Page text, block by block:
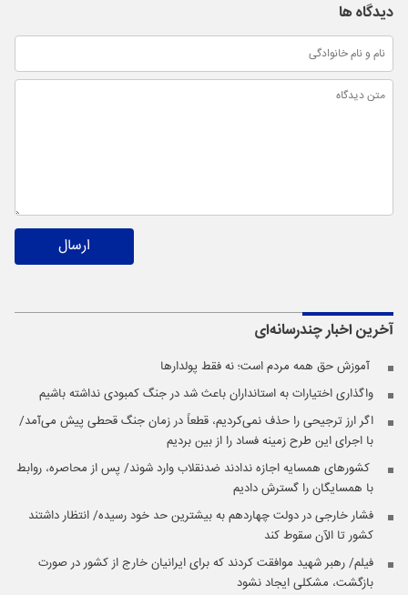
دیدگاه ها
ارسال
آخرین اخبارچندرسانه‌ای
️ آموزش حق همه مردم است؛ نه فقط پولدارها
واگذاری اختیارات به استانداران باعث شد در جنگ کمبودی نداشته باشیم
اگر ارز ترجیحی را حذف نمی‌کردیم، قطعاً در زمان جنگ قحطی پیش می‌آمد/
با اجرای این طرح زمینه فساد را از بین بردیم
️ کشورهای همسایه اجازه ندادند ضدنقلاب وارد شوند/ پس از محاصره، روابط
با همسایگان را گسترش دادیم
فشار خارجی در دولت چهاردهم به بیشترین حد خود رسیده/ انتظار داشتند
کشور تا الآن سقوط کند
فیلم/ رهبر شهید موافقت کردند که برای ایرانیان خارج از کشور در صورت
بازگشت، مشکلی ایجاد نشود